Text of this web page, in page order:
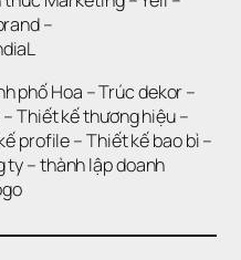
phố Hoa – Trúc dekor
– Thiết kế thương hiệu
profile – Thiết kế bao bì
ty – thành lập doanh